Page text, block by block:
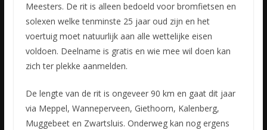
Meesters. De rit is alleen bedoeld voor bromfietsen en
solexen welke tenminste 25 jaar oud zijn en het
voertuig moet natuurlijk aan alle wettelijke eisen
voldoen. Deelname is gratis en wie mee wil doen kan
zich ter plekke aanmelden.
De lengte van de rit is ongeveer 90 km en gaat dit jaar
via Meppel, Wanneperveen, Giethoorn, Kalenberg,
Muggebeet en Zwartsluis. Onderweg kan nog ergens